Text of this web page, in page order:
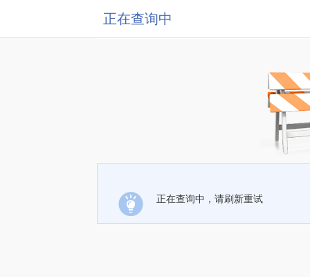
正在查询中
正在查询中，请刷新重试